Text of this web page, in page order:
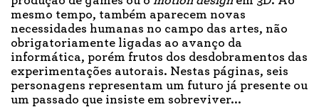
mesmo tempo, também aparecem novas
necessidades humanas no campo das artes, não
obrigatoriamente ligadas ao avanço da
informática, porém frutos dos desdobramentos das
experimentações autorais. Nestas páginas, seis
personagens representam um futuro já presente ou
um passado que insiste em sobreviver...